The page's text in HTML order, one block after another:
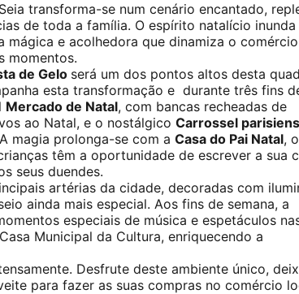
transforma-se num cenário encantado,
de toda a família. O espírito natalício inunda
mágica e acolhedora que dinamiza o
momentos.
de Gelo será um dos pontos altos desta
esta transformação e durante três fins
Mercado de Natal, com bancas recheadas de
ao Natal, e o nostálgico Carrossel
magia prolonga-se com a Casa do Pai Natal,
têm a oportunidade de escrever a sua
seus duendes.
artérias da cidade, decoradas com
ainda mais especial. Aos fins de semana, a
especiais de música e espetáculos
Municipal da Cultura, enriquecendo a
Desfrute deste ambiente único,
para fazer as suas compras no comércio